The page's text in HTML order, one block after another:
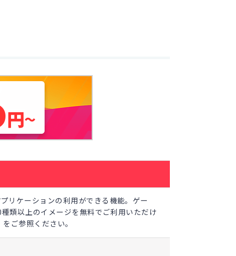
リケーションの利用ができる機能。ゲー
類以上のイメージを無料でご利用いただけ
をご参照ください。